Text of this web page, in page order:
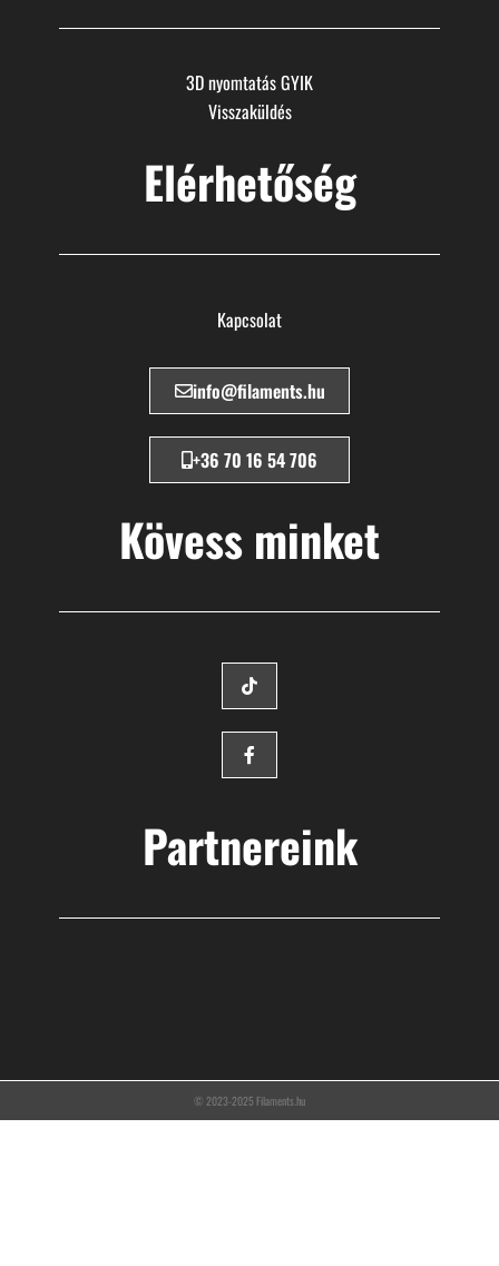
3D nyomtatás GYIK
Visszaküldés
Elérhetőség
Kapcsolat
info@filaments.hu
+36 70 16 54 706
Kövess minket
Partnereink
© 2023-2025 Filaments.hu